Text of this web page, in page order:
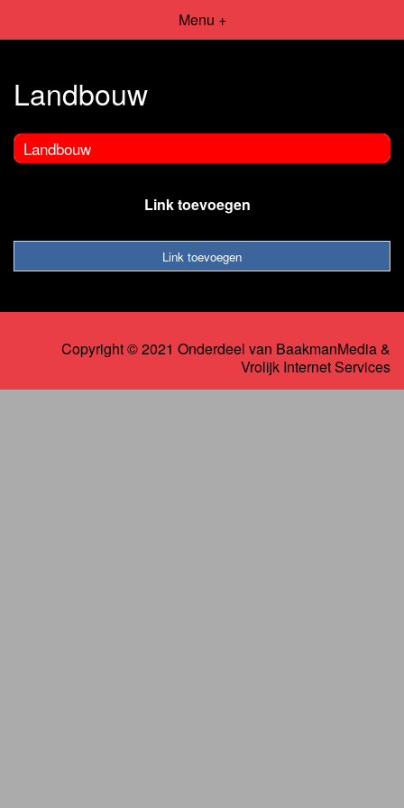
Menu +
Landbouw
Landbouw
Link toevoegen
Link toevoegen
Copyright © 2021 Onderdeel van BaakmanMedia&
Vrolijk Internet Services